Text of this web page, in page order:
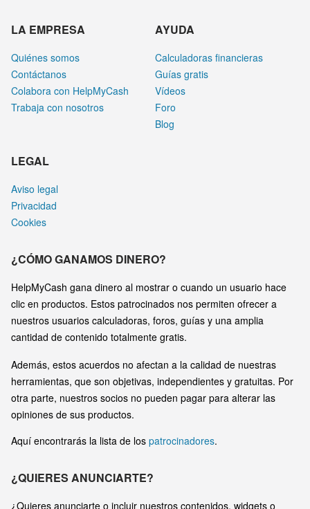
LA EMPRESA
Quiénes somos
Contáctanos
Colabora con HelpMyCash
Trabaja con nosotros
AYUDA
Calculadoras financieras
Guías gratis
Vídeos
Foro
Blog
LEGAL
Aviso legal
Privacidad
Cookies
¿CÓMO GANAMOS DINERO?
HelpMyCash gana dinero al mostrar o cuando un usuario hace
clic en productos. Estos patrocinados nos permiten ofrecer a
nuestros usuarios calculadoras, foros, guías y una amplia
cantidad de contenido totalmente gratis.
Además, estos acuerdos no afectan a la calidad de nuestras
herramientas, que son objetivas, independientes y gratuitas. Por
otra parte, nuestros socios no pueden pagar para alterar las
opiniones de sus productos.
Aquí encontrarás la lista de los patrocinadores.
¿QUIERES ANUNCIARTE?
¿Quieres anunciarte o incluir nuestros contenidos, widgets o